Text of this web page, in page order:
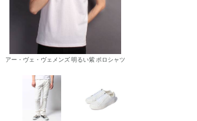
アー・ヴェ・ヴェメンズ 明るい紫 ポロシャツ